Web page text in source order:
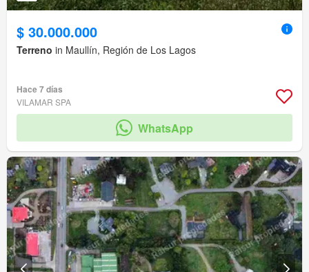
$ 30.000.000
Terreno in Maullín, Región de Los Lagos
Hace 7 días
VILAMAR SPA
WhatsApp